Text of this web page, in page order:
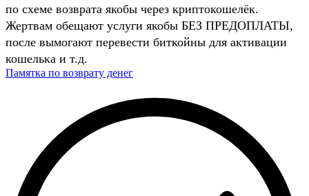
по схеме возврата якобы через криптокошелёк.
Жертвам обещают услуги якобы БЕЗ ПРЕДОПЛАТЫ,
после вымогают перевести биткойны для активации
кошелька и т.д.
Памятка по возврату денег